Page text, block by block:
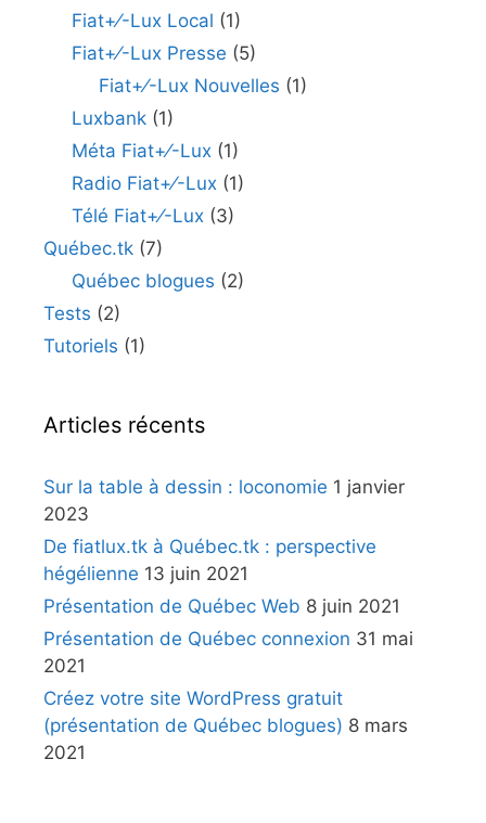
Fiat+⁄-Lux Local (1)
Fiat+⁄-Lux Presse (5)
Fiat+⁄-Lux Nouvelles (1)
Luxbank(1)
Méta Fiat+⁄-Lux (1)
Radio Fiat+⁄-Lux (1)
Télé Fiat+⁄-Lux (3)
Québec.tk (7)
Québec blogues (2)
Tests (2)
Tutoriels (1)
Articles récents
Sur la table à dessin : loconomie 1 janvier
2023
De fiatlux.tk à Québec.tk : perspective
hégélienne 13 juin 2021
Présentation de Québec Web 8 juin 2021
Présentation de Québec connexion 31 mai
2021
Créez votre site WordPress gratuit
(présentation de Québec blogues) 8 mars
2021